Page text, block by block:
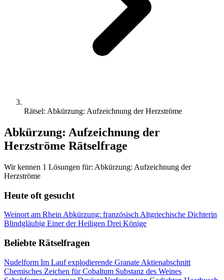
Rätsel: Abkürzung: Aufzeichnung der Herzströme
Abkürzung: Aufzeichnung der
Herzströme Rätselfrage
Wir kennen 1 Lösungen für: Abkürzung: Aufzeichnung der
Herzströme
Heute oft gesucht
Weinort am Rhein Abkürzung: französisch Altgriechische Dichterin
Blindgläubig Einer der Heiligen Drei Könige
Beliebte Rätselfragen
Nudelform Im Lauf explodierende Granate Aktienabschnitt
Chemisches Zeichen für Cobaltum Substanz des Weines